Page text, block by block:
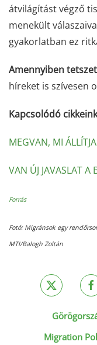
átvilágítást végző
menekült
gyakorlatban ez
Amennyiben
híreket is szívesen
Kapcsolódó
MEGVAN, MI
VAN ÚJ JAVASLAT A
Forrás
Fotó: Migránsok egy
MTI/Balogh Zoltán
Migration